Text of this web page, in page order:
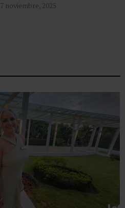
7 noviembre, 2025